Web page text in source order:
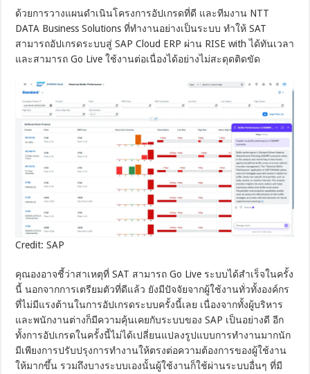
ด้วยการวางแผนดำเนินโครงการอัปเกรดที่ดี และทีมงาน NTT
DATA Business Solutions ที่ทำงานอย่างเป็นระบบ ทำให้ SAT
สามารถอัปเกรดระบบสู่ SAP Cloud ERP ผ่าน RISE with ได้ทันเวลา
และสามารถ Go Live ใช้งานต่อเนื่องได้อย่างไม่สะดุดติดขัด
Credit: SAP
คุณองอาจชี้ว่าสาเหตุที่ SAT สามารถ Go Live ระบบได้สำเร็จในครั้ง
นี้ นอกจากการเตรียมตัวที่ดีแล้ว ยังมีปัจจัยจากผู้ใช้งานทั่วทั้งองค์กร
ที่ไม่มีแรงต้านในการอัปเกรดระบบครั้งนี้เลย เนื่องจากทั้งผู้บริหาร
และพนักงานต่างก็มีความคุ้นเคยกับระบบของ SAP เป็นอย่างดี อีก
ทั้งการอัปเกรดในครั้งนี้ไม่ได้เปลี่ยนแปลงรูปแบบการทำงานมากนัก
มีเพียงการปรับปรุงการทำงานให้ตรงต่อความต้องการของผู้ใช้งาน
ให้มากขึ้น รวมถึงบางระบบเองนั้นผู้ใช้งานก็ใช้ผ่านระบบอื่นๆ ที่มี